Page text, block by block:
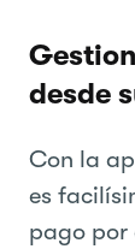
desde
Con la
es
pago por